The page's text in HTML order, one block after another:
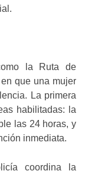
la Ruta de
que una mujer
La primera
habilitadas: la
las 24 horas, y
inmediata.
coordina la